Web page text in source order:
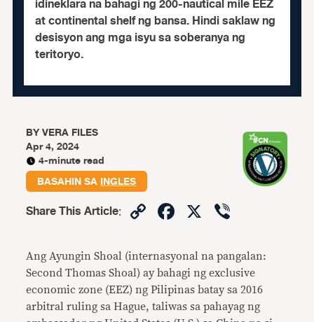
idineklara na bahagi ng 200-nautical mile EEZ
at continental shelf ng bansa. Hindi saklaw ng
desisyon ang mga isyu sa soberanya ng
teritoryo.
BYVERA FILES
Apr 4, 2024
4-minute read
BASAHIN SAINGLES
Share This Article: CopyFacebook
X
Ang Ayungin Shoal (internasyonal na pangalan:
Second Thomas Shoal) ay bahagi ng exclusive
economic zone (EEZ) ng Pilipinas batay sa 2016
arbitral ruling sa Hague, taliwas sa pahayag ng